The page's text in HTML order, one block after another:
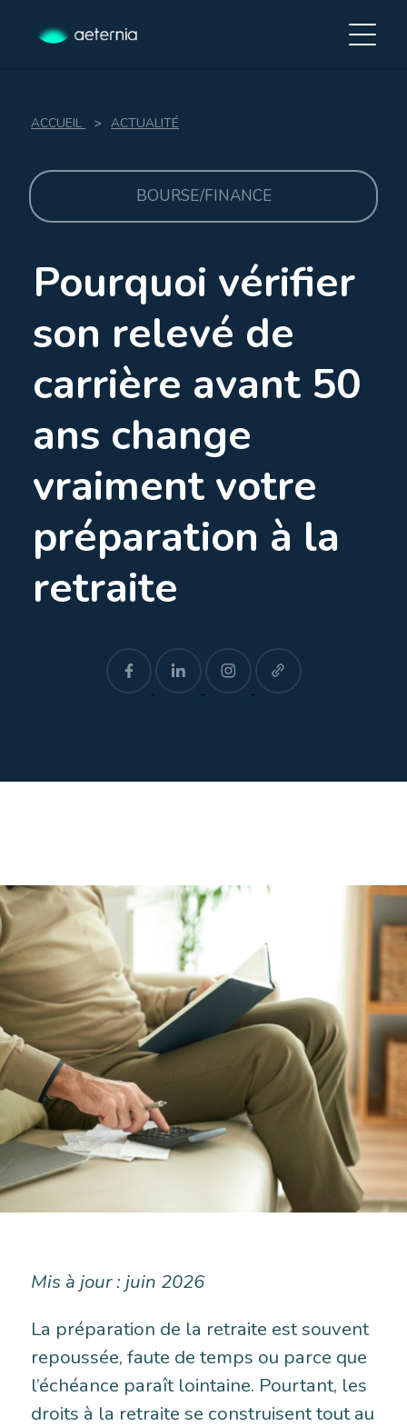
BOURSE/FINANCE
ACCUEIL > ACTUALITÉ
Pourquoi vérifier
son relevé de
carrière avant 50
ans change
vraiment votre
préparation à la
retraite
Mis à jour : juin 2026
La préparation de la retraite est souvent
repoussée, faute de temps ou parce que
l’échéance paraît lointaine. Pourtant, les
droits à la retraite se construisent tout au